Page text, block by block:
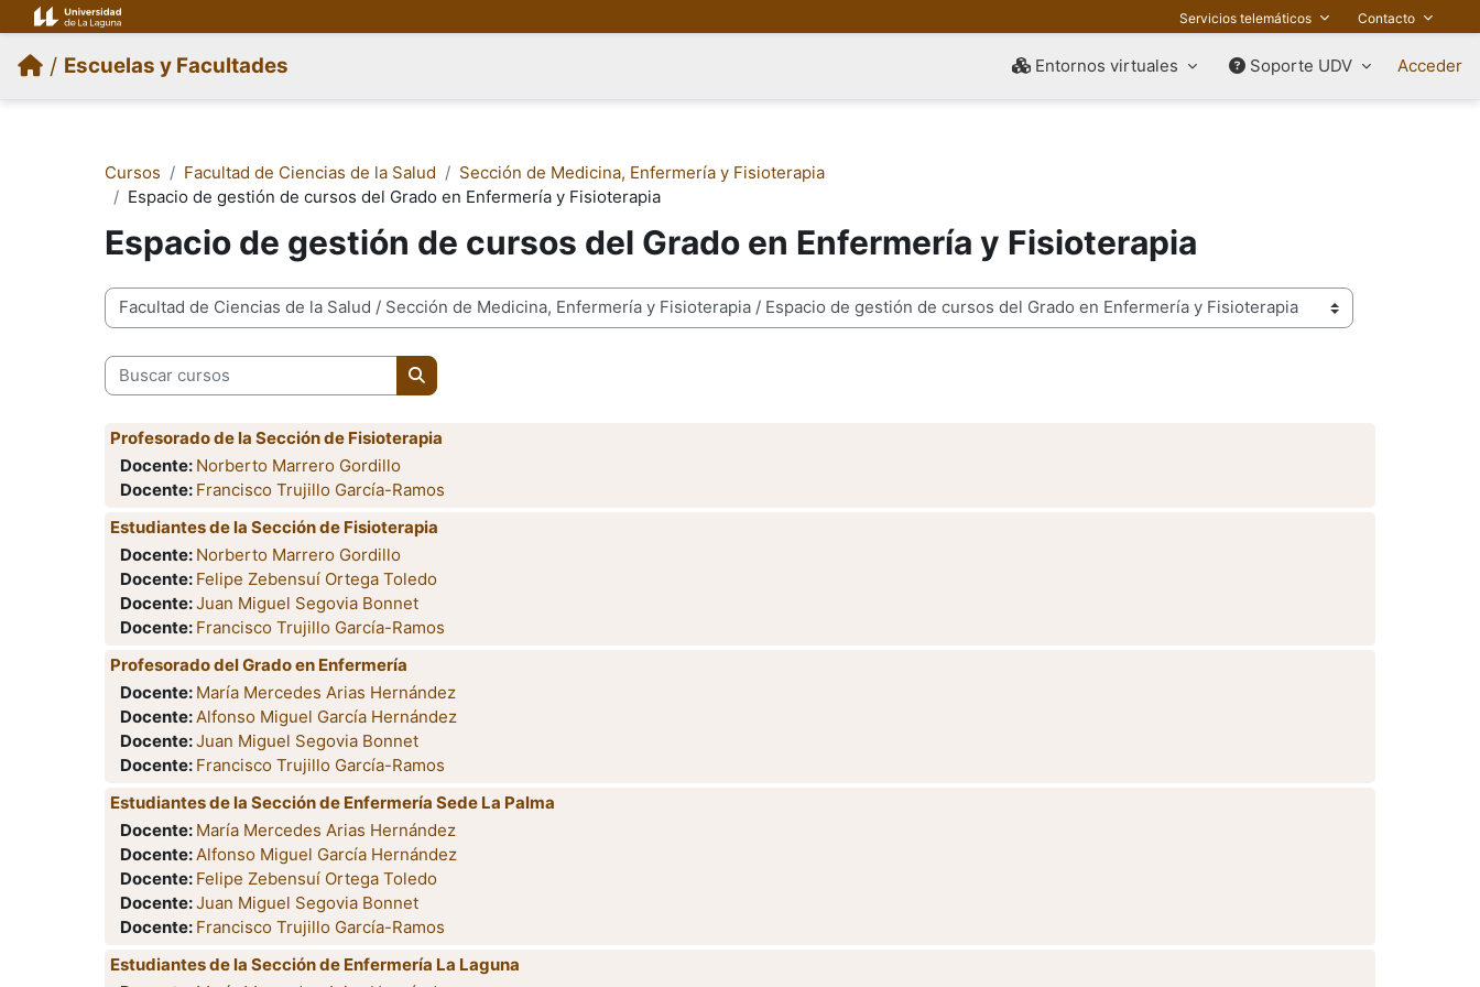
Salta al contenido principal Servicios telemáticos Contacto
/ Escuelas y Facultades Entornos virtuales Soporte UDV Acceder
Cursos Facultad de Ciencias de la Salud
Sección de Medicina, Enfermería y Fisioterapia
Espacio de gestión de cursos del Grado en Enfermería y Fisioterapia
Espacio de gestión de cursos del Grado en Enfermería y Fisioterapia
Categorías
Buscar cursos
Buscar cursos
Profesorado de la Sección de Fisioterapia
Docente: Norberto Marrero Gordillo
Docente: Francisco Trujillo García-Ramos
Estudiantes de la Sección de Fisioterapia
Docente: Norberto Marrero Gordillo
Docente: Felipe Zebensuí Ortega Toledo
Docente:Juan Miguel Segovia Bonnet
Docente: Francisco Trujillo García-Ramos
Profesorado del Grado en Enfermería
Docente: María Mercedes Arias Hernández
Docente:Alfonso Miguel García Hernández
Docente:Juan Miguel Segovia Bonnet
Docente: Francisco Trujillo García-Ramos
Estudiantes de la Sección de Enfermería Sede La Palma
Docente: María Mercedes Arias Hernández
Docente:Alfonso Miguel García Hernández
Docente: Felipe Zebensuí Ortega Toledo
Docente:Juan Miguel Segovia Bonnet
Docente: Francisco Trujillo García-Ramos
Estudiantes de la Sección de Enfermería La Laguna